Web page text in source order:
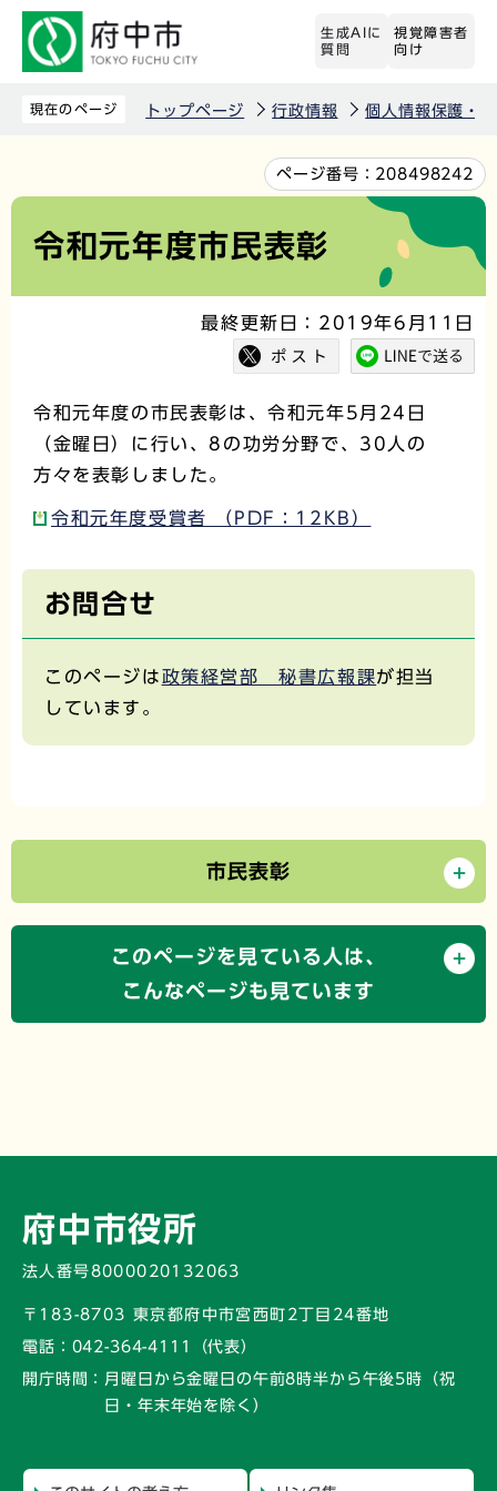
先
す
生成AIに
質問
視覚障害者
向け
現在のページ トップページ 行政情報 個人情報保護・
文
か
ページ番号： 208498242
令和元年度市民表彰
最終更新日：2019年6月11日
令和元年度の市民表彰は、令和元年5月24日
（金曜日）に行い、8の功労分野で、30人の
方々を表彰しました。
令和元年度受賞者 （PDF：12KB）
お問合せ
このページは政策経営部 秘書広報課が担当
しています。
市民表彰
このページを見ている人は、
こんなページも見ています
府中市役所
法人番号8000020132063
〒183-8703 東京都府中市宮西町2丁目24番地
電話： 042-364-4111（代表）
開庁時間： 月曜日から金曜日の午前8時半から午後5時 （祝
日・年末年始を除く）